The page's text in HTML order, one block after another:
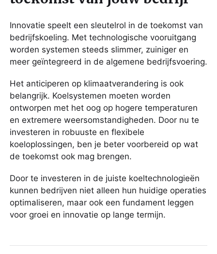
Innovatie speelt een sleutelrol in de toekomst van
bedrijfskoeling. Met technologische vooruitgang
worden systemen steeds slimmer, zuiniger en
meer geïntegreerd in de algemene bedrijfsvoering.
Het anticiperen op klimaatverandering is ook
belangrijk. Koelsystemen moeten worden
ontworpen met het oog op hogere temperaturen
en extremere weersomstandigheden. Door nu te
investeren in robuuste en flexibele
koeloplossingen, ben je beter voorbereid op wat
de toekomst ook mag brengen.
Door te investeren in de juiste koeltechnologieën
kunnen bedrijven niet alleen hun huidige operaties
optimaliseren, maar ook een fundament leggen
voor groei en innovatie op lange termijn.